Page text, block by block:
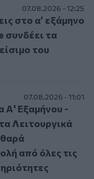
07.08.2026 - 12:25
στο α’ εξάμηνο
συνδέει τα
του
07.08.2026 - 11:01
Α' Εξαμήνου -
Λειτουργικά
από όλες τις